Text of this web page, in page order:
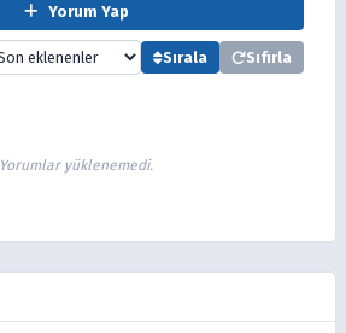
Yorum Yap
Sırala Sıfırla
Yorumlar yüklenemedi.